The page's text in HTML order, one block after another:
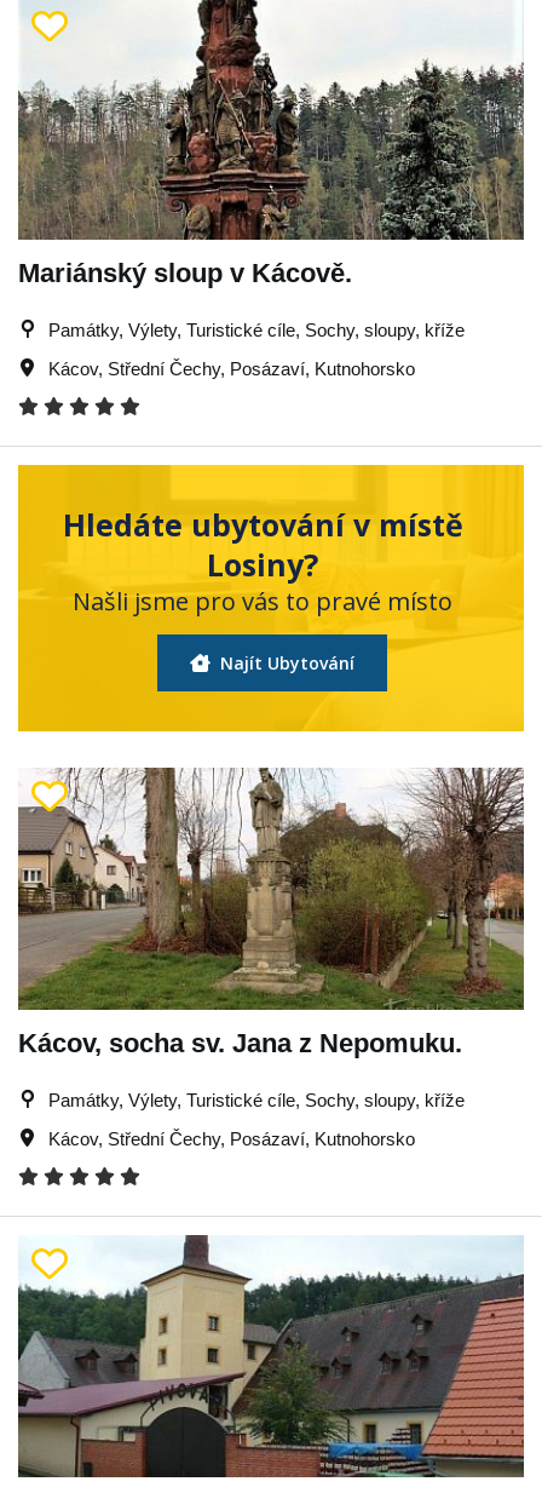
Mariánský sloup v Kácově.
Památky, Výlety, Turistické cíle, Sochy, sloupy, kříže
Kácov, Střední Čechy, Posázaví, Kutnohorsko
Hledáte ubytování v místě
Losiny?
Našli jsme pro vás to pravé místo
Najít Ubytování
Kácov, socha sv. Jana z Nepomuku.
Památky, Výlety, Turistické cíle, Sochy, sloupy, kříže
Kácov, Střední Čechy, Posázaví, Kutnohorsko